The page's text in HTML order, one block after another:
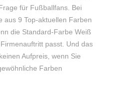
für Fußballfans. Bei
aus 9 Top-aktuellen Farben
die Standard-Farbe Weiß
passt. Und das
Aufpreis, wenn Sie
Farben